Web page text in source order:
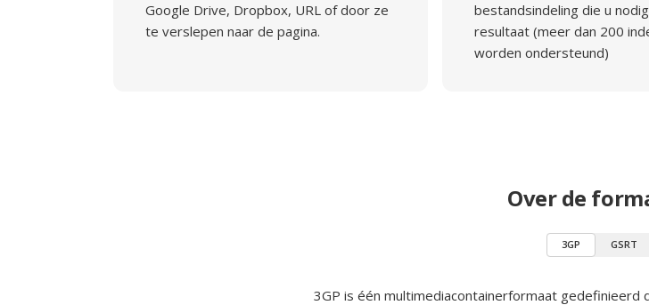
Google Drive, Dropbox, URL of door ze
te verslepen naar de pagina.
bestandsindeling die u
resultaat (meer dan 200
worden ondersteund)
Over de
3GP GSRT
3GP is één multimediacontainerformaat gedefinieerd